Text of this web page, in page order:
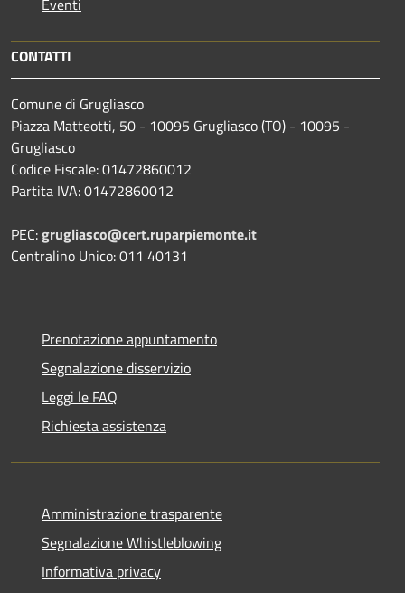
Eventi
CONTATTI
Comune di Grugliasco
Piazza Matteotti, 50 - 10095 Grugliasco (TO) - 10095 -
Grugliasco
Codice Fiscale: 01472860012
Partita IVA: 01472860012
PEC:grugliasco@cert.ruparpiemonte.it
Centralino Unico: 011 40131
Prenotazione appuntamento
Segnalazione disservizio
Leggi le FAQ
Richiesta assistenza
Amministrazione trasparente
Segnalazione Whistleblowing
Informativa privacy